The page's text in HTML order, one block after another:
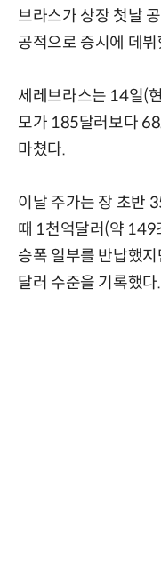
브라스가 상장 첫날
공적으로 증시에 데뷔
세레브라스는 14일(
모가 185달러보다
마쳤다.
이날 주가는 장 초반
때 1천억달러(약 149
승폭 일부를 반납했
달러 수준을 기록했다.